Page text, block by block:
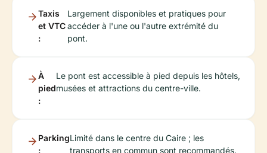
Taxis
et VTC
:
Largement disponibles et pratiques pour
accéder à l'une ou l'autre extrémité du
pont.
À
pied
:
Le pont est accessible à pied depuis les hôtels,
musées et attractions du centre-ville.
Parking
:
Limité dans le centre du Caire ; les
transports en commun sont recommandés.